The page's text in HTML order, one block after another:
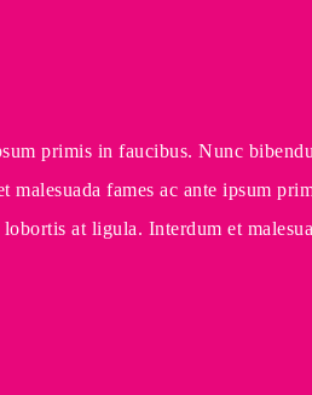
primis in faucibus. Nunc
fames ac ante ipsum
at ligula. Interdum et